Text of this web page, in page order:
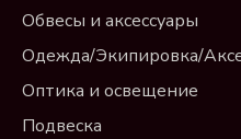
Обвесы и аксессуары
Одежда/Экипировка/
Оптика и освещение
Подвеска